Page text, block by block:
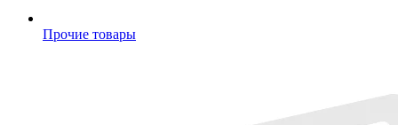
Прочие товары